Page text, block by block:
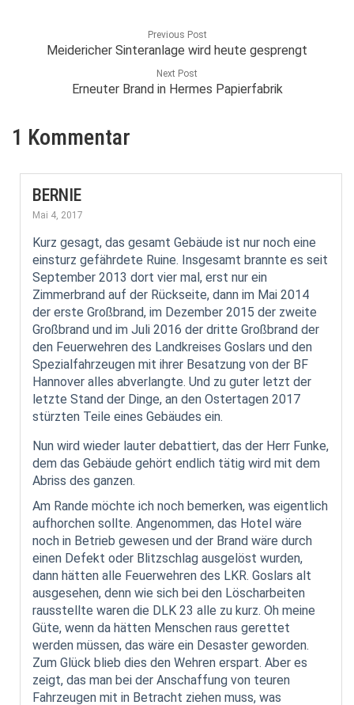
Previous Post
Meidericher Sinteranlage wird heute gesprengt
Next Post
Erneuter Brand in Hermes Papierfabrik
1 Kommentar
BERNIE
Mai 4, 2017
Kurz gesagt, das gesamt Gebäude ist nur noch eine
einsturz gefährdete Ruine. Insgesamt brannte es seit
September 2013 dort vier mal, erst nur ein
Zimmerbrand auf der Rückseite, dann im Mai 2014
der erste Großbrand, im Dezember 2015 der zweite
Großbrand und im Juli 2016 der dritte Großbrand der
den Feuerwehren des Landkreises Goslars und den
Spezialfahrzeugen mit ihrer Besatzung von der BF
Hannover alles abverlangte. Und zu guter letzt der
letzte Stand der Dinge, an den Ostertagen 2017
stürzten Teile eines Gebäudes ein.
Nun wird wieder lauter debattiert, das der Herr Funke,
dem das Gebäude gehört endlich tätig wird mit dem
Abriss des ganzen.
Am Rande möchte ich noch bemerken, was eigentlich
aufhorchen sollte. Angenommen, das Hotel wäre
noch in Betrieb gewesen und der Brand wäre durch
einen Defekt oder Blitzschlag ausgelöst wurden,
dann hätten alle Feuerwehren des LKR. Goslars alt
ausgesehen, denn wie sich bei den Löscharbeiten
rausstellte waren die DLK 23 alle zu kurz. Oh meine
Güte, wenn da hätten Menschen raus gerettet
werden müssen, das wäre ein Desaster geworden.
Zum Glück blieb dies den Wehren erspart. Aber es
zeigt, das man bei der Anschaffung von teuren
Fahrzeugen mit in Betracht ziehen muss, was